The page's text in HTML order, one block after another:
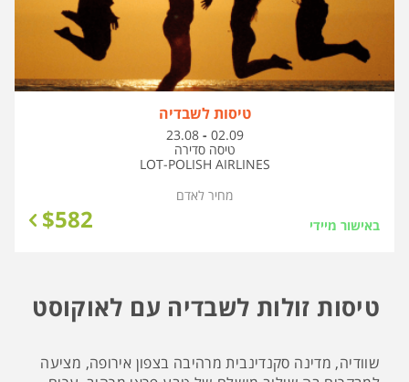
טיסות לשבדיה
בין
התאריכים,
23.08 - 02.09
טיסה סדירה
LOT-POLISH AIRLINES
באישור מיידי $582
מחיר לאדם
טיסות זולות לשבדיה עם לאוקוסט
שוודיה, מדינה סקנדינבית מרהיבה בצפון אירופה, מציעה